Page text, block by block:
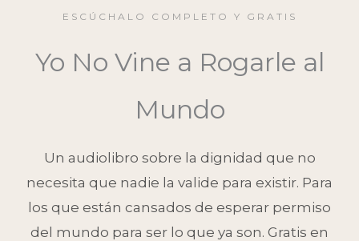
ESCÚCHALO COMPLETO Y GRATIS
Yo No Vine a Rogarle al
Mundo
Un audiolibro sobre la dignidad que no
necesita que nadie la valide para existir. Para
los que están cansados de esperar permiso
del mundo para ser lo que ya son. Gratis en